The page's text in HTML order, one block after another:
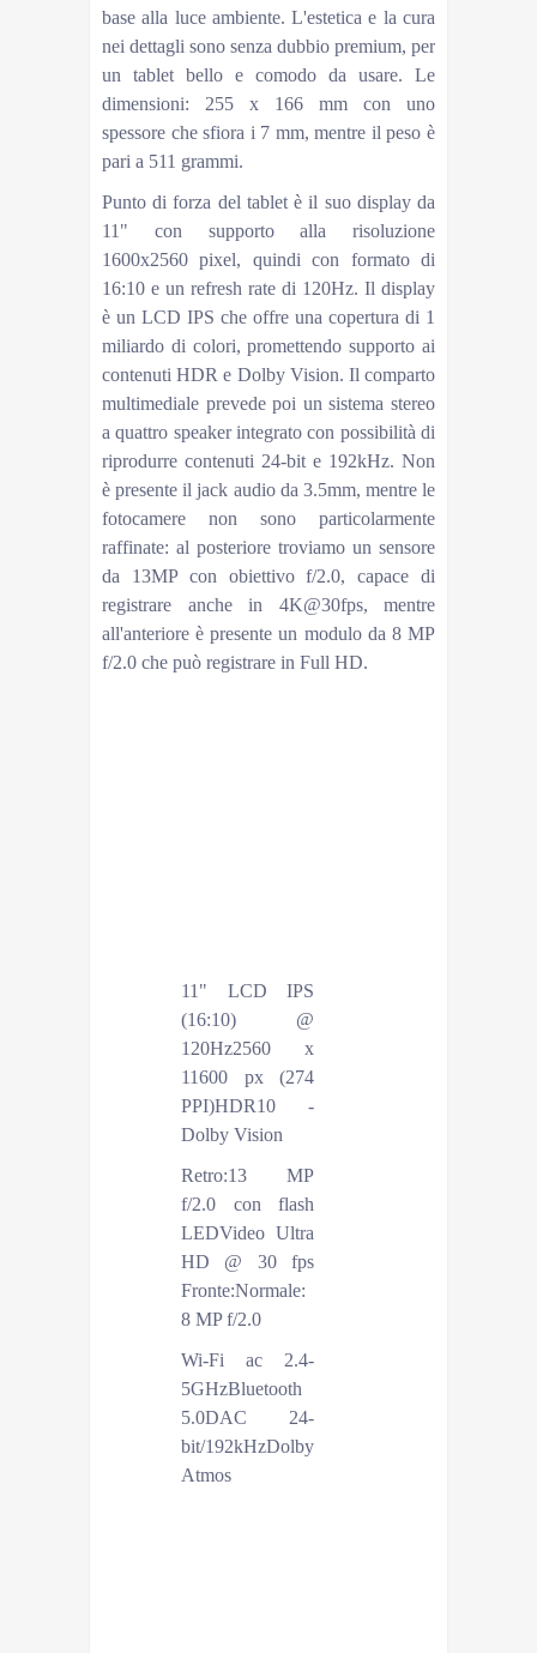
base alla luce ambiente. L'estetica e la cura
nei dettagli sono senza dubbio premium, per
un tablet bello e comodo da usare. Le
dimensioni: 255 x 166 mm con uno
spessore che sfiora i 7 mm, mentre il peso è
pari a 511 grammi.
Punto di forza del tablet è il suo display da
11" con supporto alla risoluzione
1600x2560 pixel, quindi con formato di
16:10 e un refresh rate di 120Hz. Il display
è un LCD IPS che offre una copertura di 1
miliardo di colori, promettendo supporto ai
contenuti HDR e Dolby Vision. Il comparto
multimediale prevede poi un sistema stereo
a quattro speaker integrato con possibilità di
riprodurre contenuti 24-bit e 192kHz. Non
è presente il jack audio da 3.5mm, mentre le
fotocamere non sono particolarmente
raffinate: al posteriore troviamo un sensore
da 13MP con obiettivo f/2.0, capace di
registrare anche in 4K@30fps, mentre
all'anteriore è presente un modulo da 8 MP
f/2.0 che può registrare in Full HD.
11" LCD IPS
(16:10) @
120Hz2560 x
11600 px (274
PPI)HDR10 -
Dolby Vision
Retro:13 MP
f/2.0 con flash
LEDVideo Ultra
HD @ 30 fps
Fronte:Normale:
8 MP f/2.0
Wi-Fi ac 2.4-
5GHzBluetooth
5.0DAC 24-
bit/192kHzDolby
Atmos